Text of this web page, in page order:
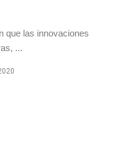
que las innovaciones
...